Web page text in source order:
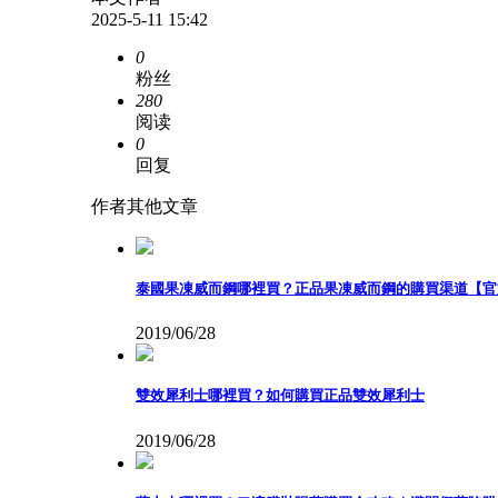
2025-5-11 15:42
0
粉丝
280
阅读
0
回复
作者其他文章
泰國果凍威而鋼哪裡買？正品果凍威而鋼的購買渠道【
2019/06/28
雙效犀利士哪裡買？如何購買正品雙效犀利士
2019/06/28